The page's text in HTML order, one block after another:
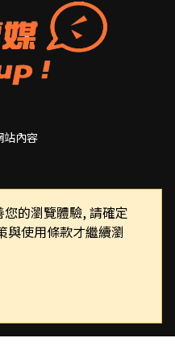
的瀏覽體驗, 請確定
與使用條款才繼續瀏
站內容